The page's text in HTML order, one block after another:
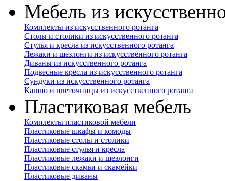
Мебель из
Комплекты из искусственного ротанга
Столы и столики из искусственного ротанга
Стулья и кресла из искусственного ротанга
Лежаки и шезлонги из искусственного ротанга
Диваны из искусственного ротанга
Подвесные кресла из искусственного ротанга
Сундуки из искусственного ротанга
Кашпо и цветочницы из искусственного ротанга
Пластиковая мебель
Комплекты пластиковой мебели
Пластиковые шкафы и комоды
Пластиковые столы и столики
Пластиковые стулья и кресла
Пластиковые лежаки и шезлонги
Пластиковые скамьи и скамейки
Пластиковые диваны